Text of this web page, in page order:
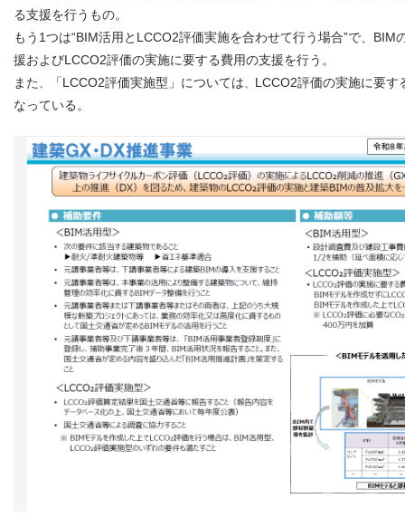
る支援を行うもの。
もう1つは“BIM活用とLCCO2評価実施を合わせて行う場合”で、BIM
援およびLCCO2評価の実施に要する費用の支援を行う。
また 、 「LCCO2評価実施型」については、 LCCO2評価の実施に要す
なっている。